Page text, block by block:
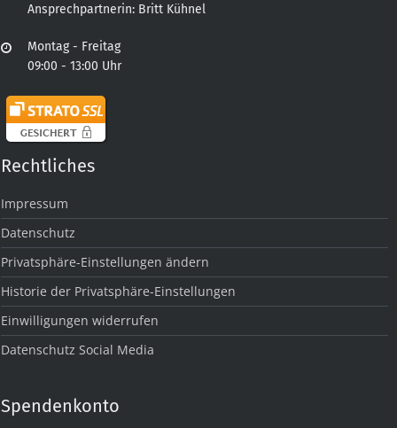
Ansprechpartnerin: Britt Kühnel
Montag - Freitag
09:00 - 13:00 Uhr
Rechtliches
Impressum
Datenschutz
Privatsphäre-Einstellungen ändern
Historie der Privatsphäre-Einstellungen
Einwilligungen widerrufen
Datenschutz Social Media
Spendenkonto